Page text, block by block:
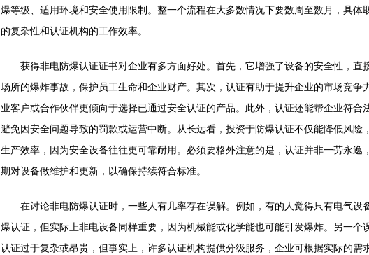
爆等级、适用环境和安全使用限制。整一个流程在大多数情况下要数周至数月，具体
的复杂性和认证机构的工作效率。
获得非电防爆认证证书对企业有多方面好处。首先，它增强了设备的安全性，直
场所的爆炸事故，保护员工生命和企业财产。其次，认证有助于提升企业的市场竞争
业客户或合作伙伴更倾向于选择已通过安全认证的产品。此外，认证还能帮企业符合
避免因安全问题导致的罚款或运营中断。从长远看，投资于防爆认证不仅能降低风险
生产效率，因为安全设备往往更可靠耐用。必须要格外注意的是，认证并非一劳永逸
期对设备做维护和更新，以确保持续符合标准。
在讨论非电防爆认证时，一些人有几率存在误解。例如，有的人觉得只有电气设
爆认证，但实际上非电设备同样重要，因为机械能或化学能也可能引发爆炸。另一个
认证过于复杂或昂贵，但事实上，许多认证机构提供分级服务，企业可根据实际的需